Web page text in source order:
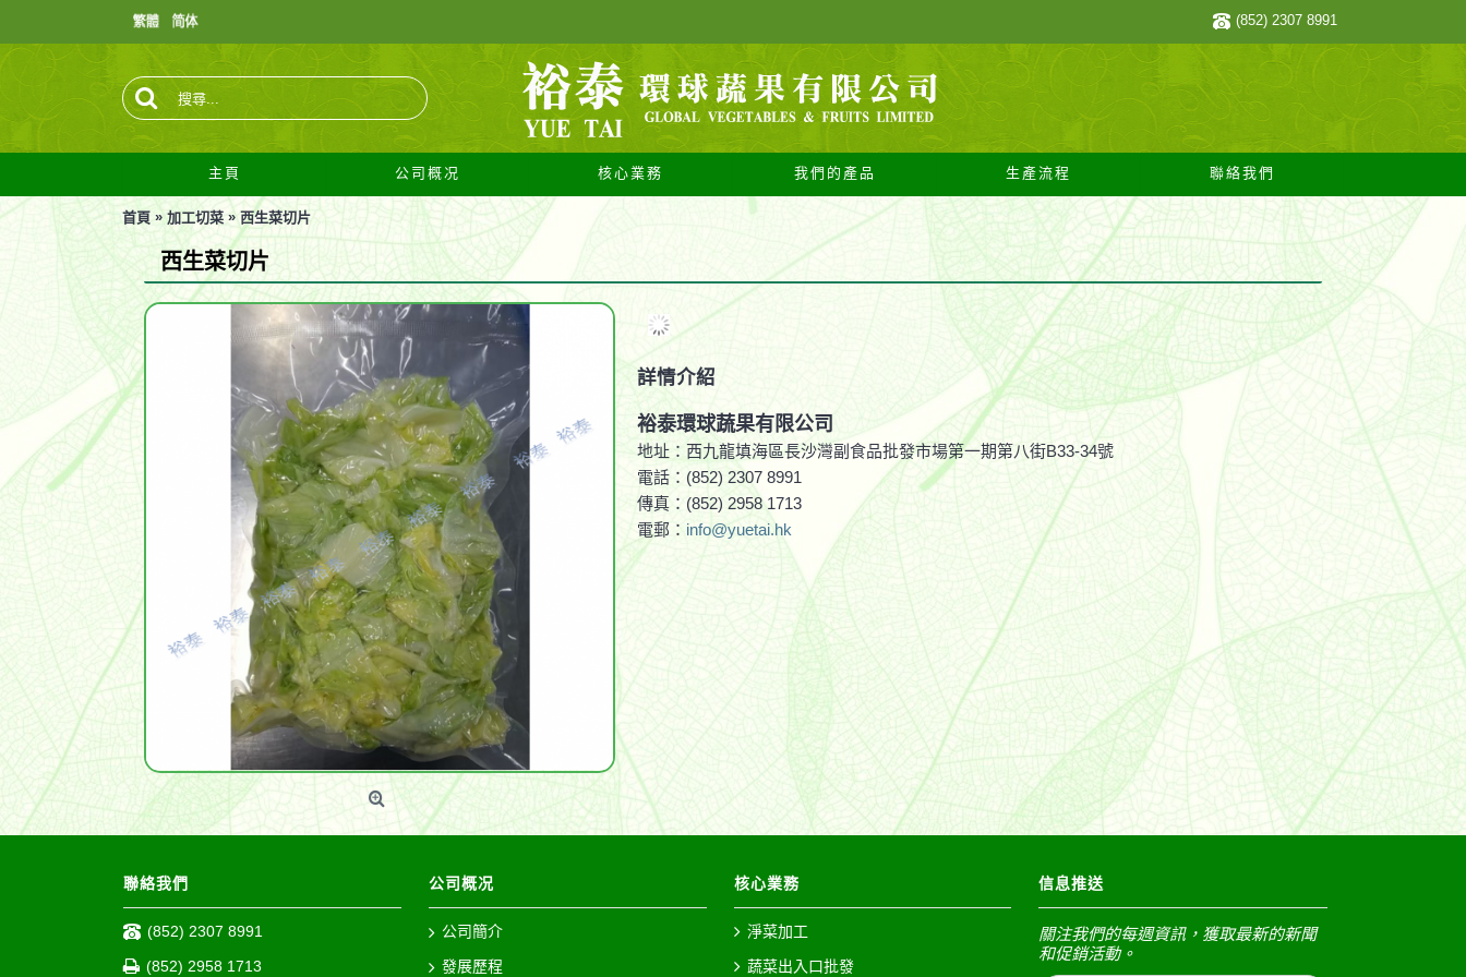
(852) 2307 8991
主頁 公司概况 核心業務 我們的產品 生產流程 聯絡我們
首頁 » 加工切菜 » 西生菜切片
西生菜切片
詳情介紹
裕泰環球蔬果有限公司
地址：西九龍填海區長沙灣副食品批發市場第一期第八街B33-34號
電話：(852) 2307 8991
傳真：(852) 2958 1713
電郵： info@yuetai.hk
聯絡我們
(852) 2307 8991
(852) 2958 1713
公司概况
公司簡介
發展歷程
核心業務
淨菜加工
蔬菜出入口批發
信息推送
關注我們的每週資訊，獲取最新的新聞
和促銷活動。